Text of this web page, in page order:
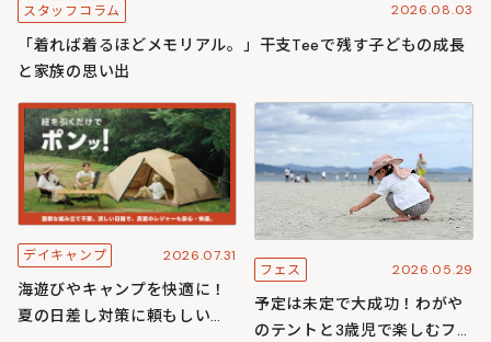
スタッフコラム 2026.08.03
「着れば着るほどメモリアル。」干支Teeで残す子どもの成長
と家族の思い出
デイキャンプ 2026.07.31
海遊びやキャンプを快適に！
夏の日差し対策に頼もしいワ
フェス 2026.05.29
予定は未定で大成功！わがや
のテントと3歳児で楽しむフェ